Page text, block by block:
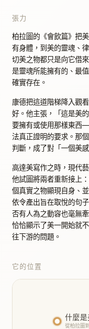
張力
柏拉圖的《會飲篇》把
有身體，到美的靈魂、
切美之物都只是向它借
是靈魂所能擁有的、最
確實存在。
康德把這道階梯降入觀
好。他主張，「這是美
要擁有或使用那樣東西
法真正證明的要求。那
判斷，成了對「一個美
高達美寫作之時，現代
他試圖將兩者重新接上
個真實之物顯現自身、
依令產出旨在取悅的句
否有人為之動容也毫無
恰恰顯示了美一開始就
往下游的問題。
它的位置
什麼是
從柏拉圖